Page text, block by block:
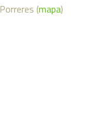
(mapa)